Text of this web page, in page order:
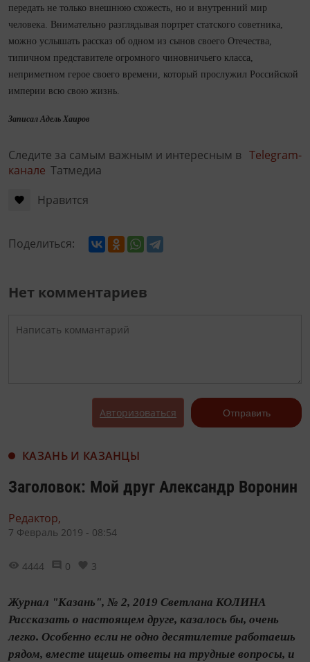
передать не только внешнюю схожесть, но и внутренний мир
человека. Внимательно разглядывая портрет статского советника,
можно услышать рассказ об одном из сынов своего Отечества,
типичном представителе огромного чиновничьего класса,
неприметном герое своего времени, который прослужил Российской
империи всю свою жизнь.
Записал Адель Хаиров
Следите за самым важным и интересным в Telegram-
канале Татмедиа
Нравится
Поделиться:
Нет комментариев
Авторизоваться Отправить
КАЗАНЬ И КАЗАНЦЫ
Заголовок: Мой друг Александр Воронин
Редактор,
7 Февраль 2019 - 08:54
4444 0 3
Журнал "Казань", № 2, 2019 Светлана КОЛИНА
Рассказать о настоящем друге, казалось бы, очень
легко. Особенно если не одно десятилетие работаешь
рядом, вместе ищешь ответы на трудные вопросы, и